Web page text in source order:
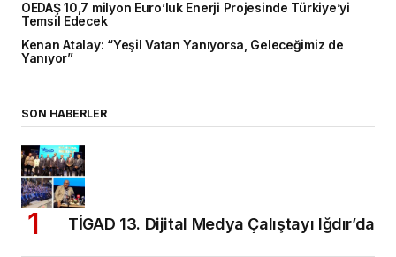
OEDAŞ 10,7 milyon Euro’luk Enerji Projesinde Türkiye’yi
Temsil Edecek
Kenan Atalay: “Yeşil Vatan Yanıyorsa, Geleceğimiz de
Yanıyor”
SON HABERLER
TİGAD 13. Dijital Medya Çalıştayı Iğdır’da